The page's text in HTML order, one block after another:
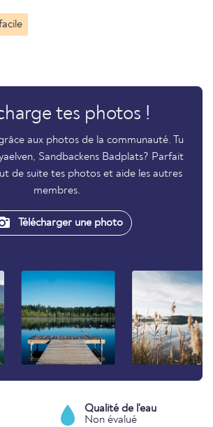
tes photos !
aux photos de la communauté. Tu
Sandbackens Badplats? Parfait
de suite tes photos et aide les autres
membres.
Télécharger une photo
Qualité de l'eau
Non évalué